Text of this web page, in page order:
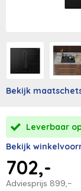
Bekijk
Leverbaar
Bekijk
Adviesprijs 899,-
702,-